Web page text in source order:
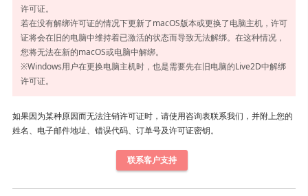
许可证。
若在没有解绑许可证的情况下更新了macOS版本或更换了电脑主机，许可
证将会在旧的电脑中维持着已激活的状态而导致无法解绑。在这种情况，
您将无法在新的macOS或电脑中解绑。
※Windows用户在更换电脑主机时，也是需要先在旧电脑的Live2D中解绑
许可证。
如果因为某种原因而无法注销许可证时，请使用咨询表联系我们，并附上您的
姓名、电子邮件地址、错误代码、订单号及许可证密钥。
联系客户支持